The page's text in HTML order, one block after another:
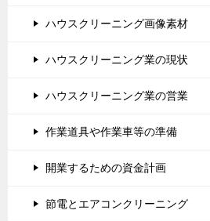
ハウスクリーニング画像素材
ハウスクリーニング業の現状
ハウスクリーニング業の営業
作業道具や作業車等の準備
開業するための資金計画
節電とエアコンクリーニング